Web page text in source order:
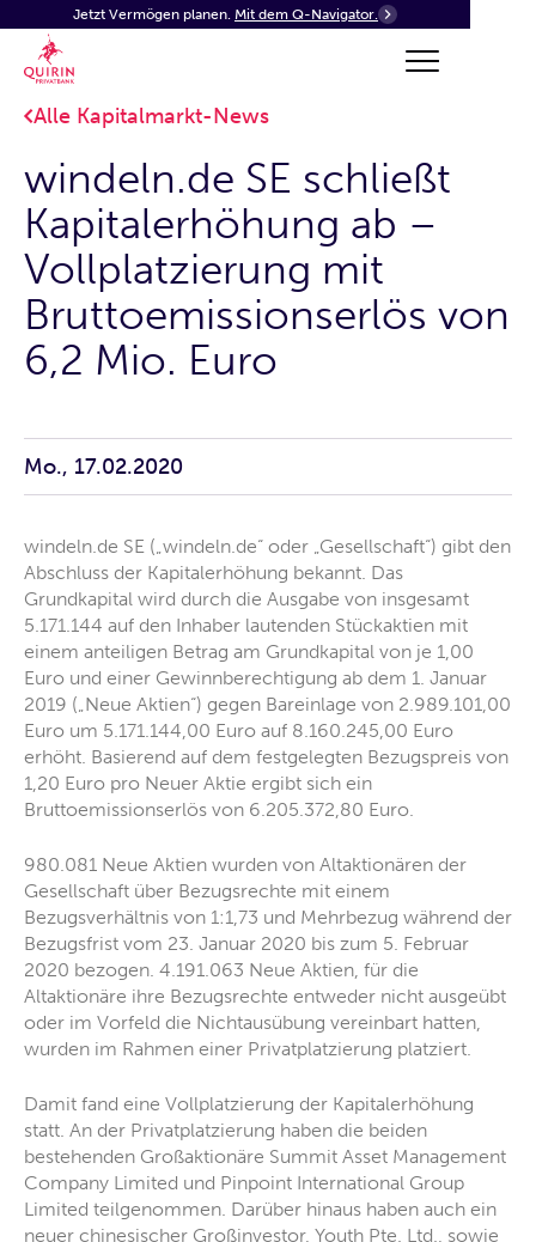
Jetzt Vermögen planen. Mit dem Q-Navigator.
Alle Kapitalmarkt-News
windeln.de SE schließt
Kapitalerhöhung ab –
Vollplatzierung mit
Bruttoemissionserlös von
6,2 Mio. Euro
Mo., 17.02.2020
windeln.de SE („windeln.de“ oder „Gesellschaft“) gibt den
Abschluss der Kapitalerhöhung bekannt. Das
Grundkapital wird durch die Ausgabe von insgesamt
5.171.144 auf den Inhaber lautenden Stückaktien mit
einem anteiligen Betrag am Grundkapital von je 1,00
Euro und einer Gewinnberechtigung ab dem 1. Januar
2019 („Neue Aktien“) gegen Bareinlage von 2.989.101,00
Euro um 5.171.144,00 Euro auf 8.160.245,00 Euro
erhöht. Basierend auf dem festgelegten Bezugspreis von
1,20 Euro pro Neuer Aktie ergibt sich ein
Bruttoemissionserlös von 6.205.372,80 Euro.
980.081 Neue Aktien wurden von Altaktionären der
Gesellschaft über Bezugsrechte mit einem
Bezugsverhältnis von 1:1,73 und Mehrbezug während der
Bezugsfrist vom 23. Januar 2020 bis zum 5. Februar
2020 bezogen. 4.191.063 Neue Aktien, für die
Altaktionäre ihre Bezugsrechte entweder nicht ausgeübt
oder im Vorfeld die Nichtausübung vereinbart hatten,
wurden im Rahmen einer Privatplatzierung platziert.
Damit fand eine Vollplatzierung der Kapitalerhöhung
statt. An der Privatplatzierung haben die beiden
bestehenden Großaktionäre Summit Asset Management
Company Limited und Pinpoint International Group
Limited teilgenommen. Darüber hinaus haben auch ein
neuer chinesischer Großinvestor, Youth Pte. Ltd., sowie